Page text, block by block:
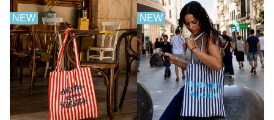
NEW NEW